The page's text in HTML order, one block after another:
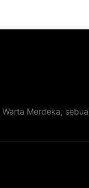
Warta Merdeka,